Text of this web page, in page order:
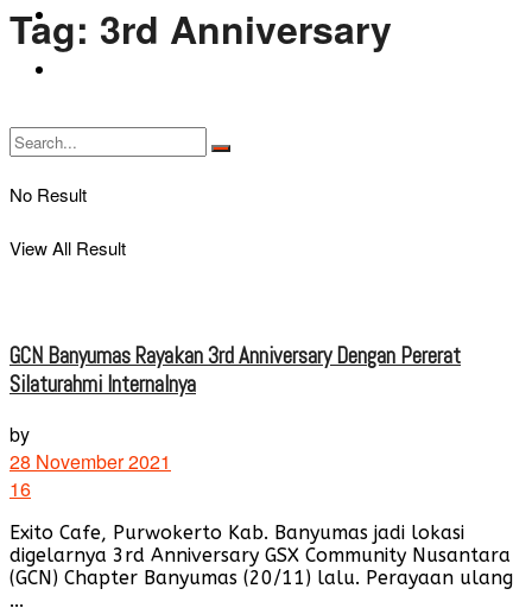
Bikers Cars
No Result
View All Result
Tag: 3rd Anniversary
GCN Banyumas Rayakan 3rd Anniversary Dengan Pererat
Silaturahmi Internalnya
by
28 November 2021
16
Exito Cafe, Purwokerto Kab. Banyumas jadi lokasi
digelarnya 3rd Anniversary GSX Community Nusantara
(GCN) Chapter Banyumas (20/11) lalu. Perayaan ulang
...